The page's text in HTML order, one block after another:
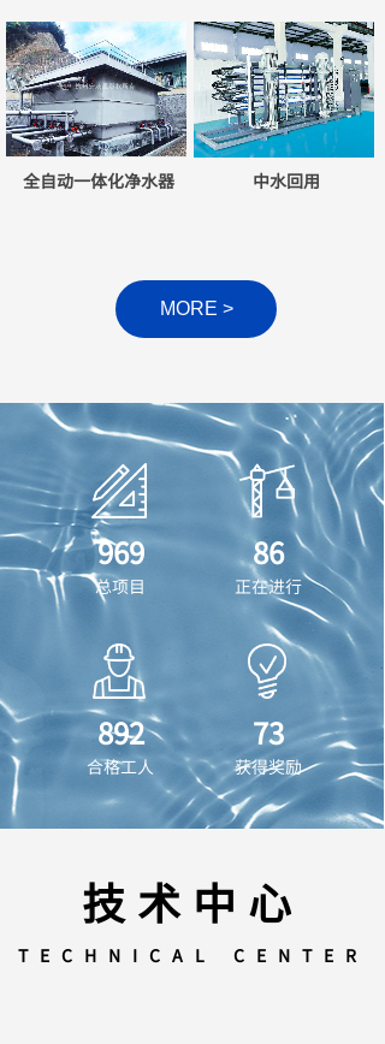
全自动一体化净水器 中水回用
MORE >
86
正在进行
73
获得奖励
969
总项目
892
合格工人
TECHNICAL CENTER
技术中心